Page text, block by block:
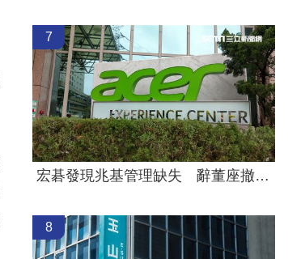
7
宏碁發現兆基管理缺失 辭董座撤出經營層
8